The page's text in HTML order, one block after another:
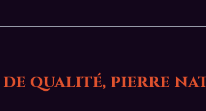
qualité, pierre